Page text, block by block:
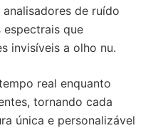
de ruído
que
invisíveis a olho nu.
real enquanto
tornando cada
única e personalizável